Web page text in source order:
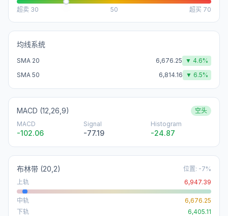
超卖 30 50 超买 70
均线系统
SMA 20 6,676.25 ▼ 4.6%
SMA 50
6,814.16 ▼ 6.5%
MACD (12,26,9)
空头
MACD
-102.06
Signal
-77.19
Histogram
-24.87
布林带 (20,2) 位置: -7%
上轨
6,947.39
中轨
6,676.25
下轨
6,405.11